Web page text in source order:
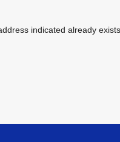
indicated already